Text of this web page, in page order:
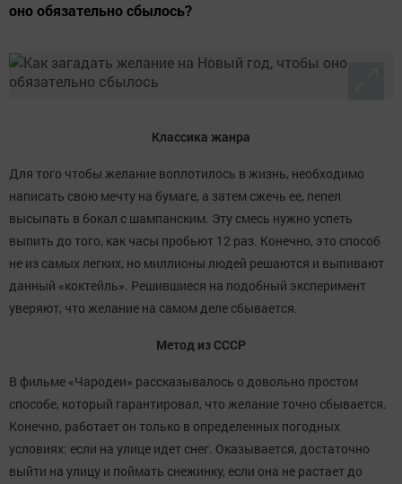
оно обязательно сбылось?
Классика жанра
Для того чтобы желание воплотилось в жизнь, необходимо
написать свою мечту на бумаге, а затем сжечь ее, пепел
высыпать в бокал с шампанским. Эту смесь нужно успеть
выпить до того, как часы пробьют 12 раз. Конечно, это способ
не из самых легких, но миллионы людей решаются и выпивают
данный «коктейль». Решившиеся на подобный эксперимент
уверяют, что желание на самом деле сбывается.
Метод из СССР
В фильме «Чародеи» рассказывалось о довольно простом
способе, который гарантировал, что желание точно сбывается.
Конечно, работает он только в определенных погодных
условиях: если на улице идет снег. Оказывается, достаточно
выйти на улицу и поймать снежинку, если она не растает до